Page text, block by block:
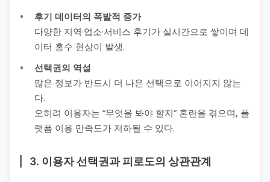
후기 데이터의 폭발적 증가
다양한 지역·업소·서비스 후기가 실시간으로 쌓이며 데
이터 홍수 현상이 발생.
선택권의 역설
많은 정보가 반드시 더 나은 선택으로 이어지지 않는
다.
오히려 이용자는 “무엇을 봐야 할지” 혼란을 겪으며, 플
랫폼 이용 만족도가 저하될 수 있다.
3. 이용자 선택권과 피로도의 상관관계